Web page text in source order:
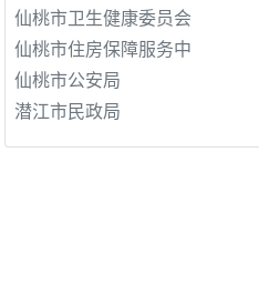
仙桃市卫生健康委员会
仙桃市住房保障服务中
仙桃市公安局
潜江市民政局